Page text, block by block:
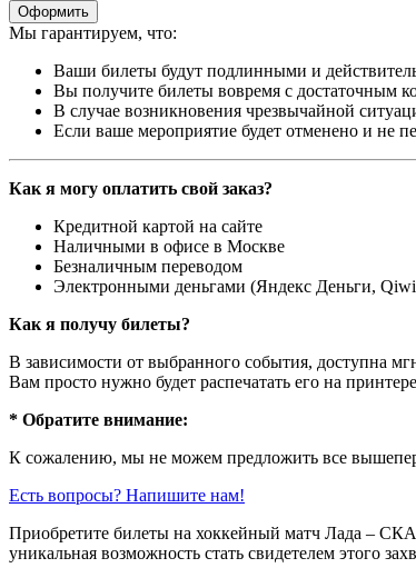
Оформить
Мы гарантируем, что:
Ваши билеты будут подлинными и
Вы получите билеты вовремя с достаточным
В случае возникновения чрезвычайной
Если ваше мероприятие будет отменено и не
Как я могу оплатить свой заказ?
Кредитной картой на сайте
Наличными в офисе в Москве
Безналичным переводом
Электронными деньгами (Яндекс Деньги,
Как я получу билеты?
В зависимости от выбранного события, доступна
Вам просто нужно будет распечатать его на
* Обратите внимание:
К сожалению, мы не можем предложить все
Есть вопросы? Напишите нам!
Приобретите билеты на хоккейный матч Лада –
уникальная возможность стать свидетелем этого